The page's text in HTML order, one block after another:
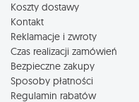
Koszty dostawy
Kontakt
Reklamacje i zwroty
Czas realizacji zamówień
Bezpieczne zakupy
Sposoby płatności
Regulamin rabatów